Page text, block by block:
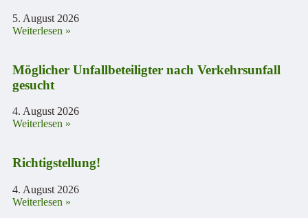
5. August 2026
Weiterlesen »
Möglicher Unfallbeteiligter nach Verkehrsunfall
gesucht
4. August 2026
Weiterlesen »
Richtigstellung!
4. August 2026
Weiterlesen »